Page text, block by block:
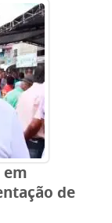
em
de